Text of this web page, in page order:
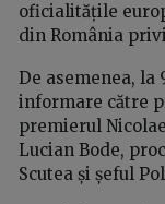
oficialitățile
din România
De asemenea,
informare către
premierul
Lucian Bode,
Scutea și șeful